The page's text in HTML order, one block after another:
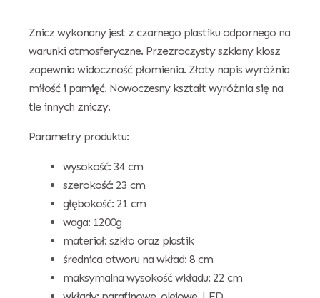
Znicz wykonany jest z czarnego plastiku odpornego na
warunki atmosferyczne. Przezroczysty szklany klosz
zapewnia widoczność płomienia. Złoty napis wyróżnia
miłość i pamięć. Nowoczesny kształt wyróżnia się na
tle innych zniczy.
Parametry produktu:
wysokość: 34 cm
szerokość: 23 cm
głębokość: 21 cm
waga: 1200g
materiał: szkło oraz plastik
średnica otworu na wkład: 8 cm
maksymalna wysokość wkładu: 22 cm